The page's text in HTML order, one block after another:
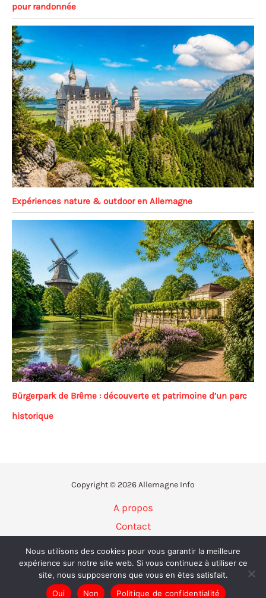
pour randonnée
Expériences nature & outdoor en Allemagne
Bürgerpark de Brême : découverte et patrimoine d’un parc
historique
Copyright © 2026 Allemagne Info
A propos
Contact
Mentions légales
Plan du site
Nous utilisons des cookies pour vous garantir la meilleure
expérience sur notre site web. Si vous continuez à utiliser ce
site, nous supposerons que vous en êtes satisfait.
Oui
Non Politique de confidentialité